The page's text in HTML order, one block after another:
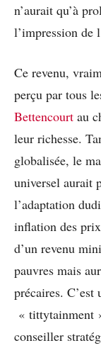
n’aurait qu’à
l’impression de
Ce revenu,
perçu par tous
Bettencourt au
leur richesse.
globalisée, le
universel aurait
l’adaptation
inflation des
d’un revenu
pauvres mais
précaires. C’est
« tittytainment
conseiller